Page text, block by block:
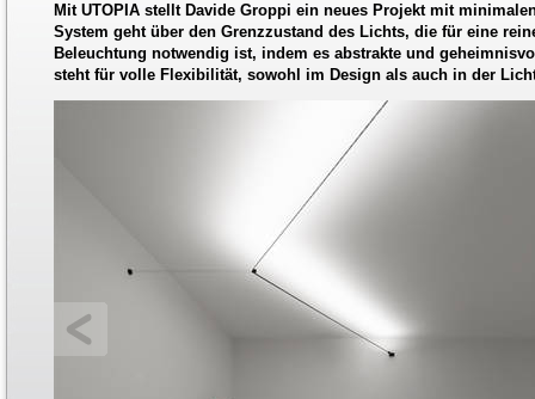
Mit UTOPIA stellt Davide Groppi ein neues Projekt mit
System geht über den Grenzzustand des Lichts, die für eine
Beleuchtung notwendig ist, indem es abstrakte und
steht für volle Flexibilität, sowohl im Design als auch in der